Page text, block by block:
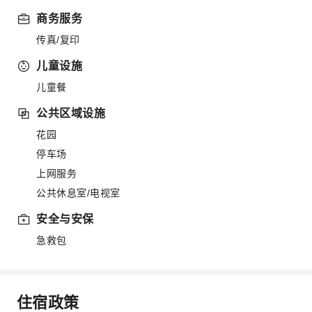
商务服务
传真/复印
儿童设施
儿童餐
公共区域设施
花园
停车场
上网服务
公共休息室/电视室
安全与安保
急救包
住宿政策